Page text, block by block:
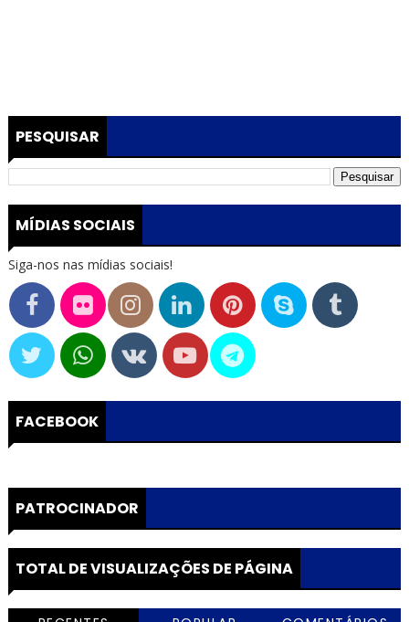
PESQUISAR
MÍDIAS SOCIAIS
Siga-nos nas mídias sociais!
FACEBOOK
PATROCINADOR
TOTAL DE VISUALIZAÇÕES DE PÁGINA